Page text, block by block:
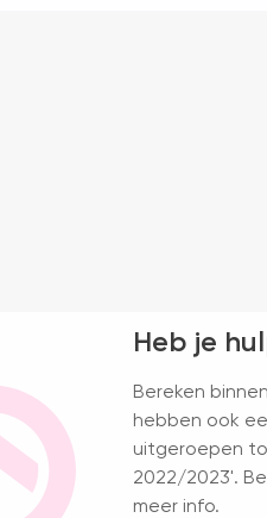
Heb je
Bereken
hebben ook
uitgeroepen
2022/2023'.
meer info.